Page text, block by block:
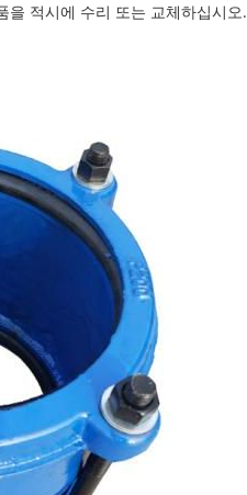
을 적시에 수리 또는 교체하십시오.